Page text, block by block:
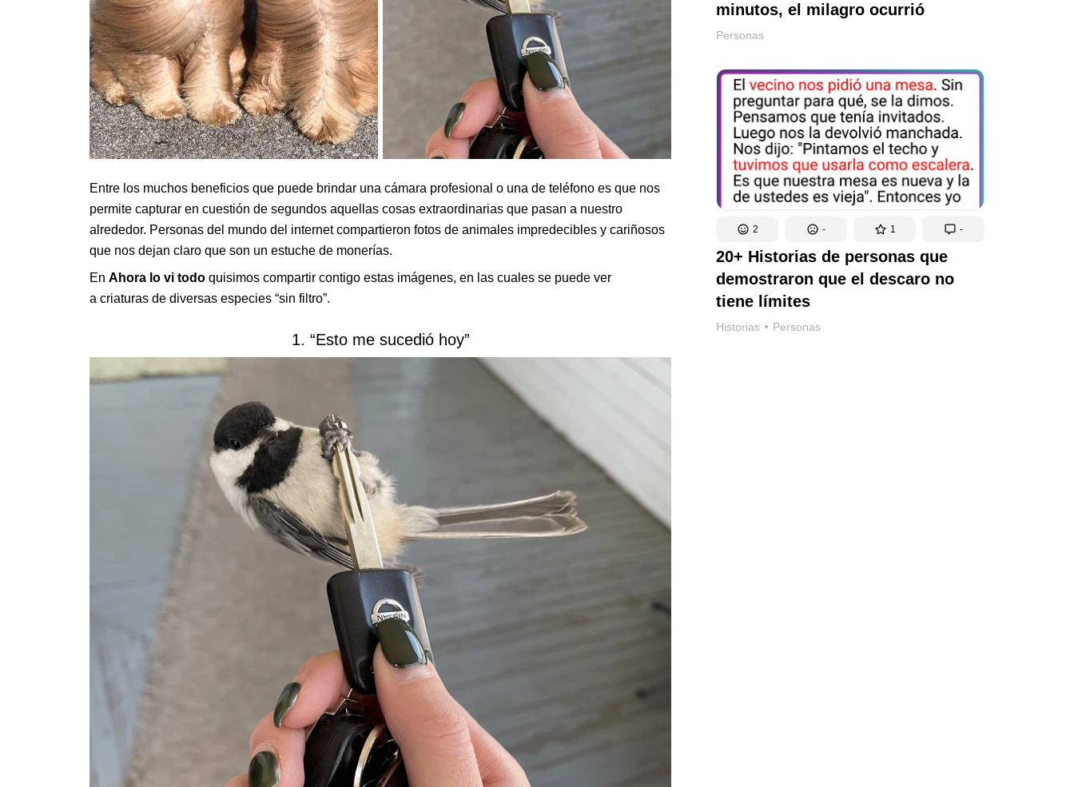
minutos, el milagro ocurrió
Personas
2 - 1 -
20+ Historias de personas que
demostraron que el descaro no
tiene límites
Historias Personas
Entre los muchos beneficios que puede brindar una cámara profesional o una de teléfono es que nos
permite capturar en cuestión de segundos aquellas cosas extraordinarias que pasan a nuestro
alrededor. Personas del mundo del internet compartieron fotos de animales impredecibles y cariñosos
que nos dejan claro que son un estuche de monerías.
En Ahora lo vi todo quisimos compartir contigo estas imágenes, en las cuales se puede ver
a criaturas de diversas especies “sin filtro”.
1. “Esto me sucedió hoy”